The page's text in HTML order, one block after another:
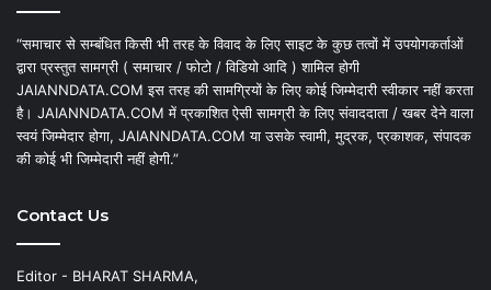
“समाचार से सम्बंधित किसी भी तरह के विवाद के लिए साइट के कुछ तत्वों में उपयोगकर्ताओं
द्वारा प्रस्तुत सामग्री ( समाचार / फोटो / विडियो आदि ) शामिल होगी
JAIANNDATA.COM इस तरह की सामग्रियों के लिए कोई जिम्मेदारी स्वीकार नहीं करता
है। JAIANNDATA.COM में प्रकाशित ऐसी सामग्री के लिए संवाददाता / खबर देने वाला
स्वयं जिम्मेदार होगा, JAIANNDATA.COM या उसके स्वामी, मुद्रक, प्रकाशक, संपादक
की कोई भी जिम्मेदारी नहीं होगी.”
Contact Us
Editor - BHARAT SHARMA,